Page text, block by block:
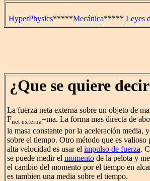
HyperPhysics*****Mecánica***** Leyes
¿Que se quiere
La fuerza neta externa sobre un objeto de
Fnet externa=ma. La forma mas directa de
la masa constante por la aceleración media,
sobre el tiempo. Otro método que es
alta velocidad es usar el impulso de fuerza.
se puede medir el momento de la pelota y
el cambio del momento por el tiempo en
es tambien una media sobre el tiempo.